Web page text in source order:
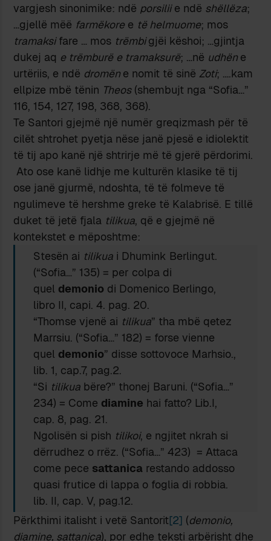
vargjesh sinonimike: ndë porsiliie ndë shëllëza;
…gjellë mëë farmëkore e të helmuome; mos
tramaksifare … mos trëmbigjëi këshoi; …gjintja
dukej aq e trëmburë e tramaksurë; …në udhën e
urtëriis, e ndë dromën e nomit të sinë Zoti; ….kam
ellpize mbë tënin Theos(shembujt nga “Sofia…”
116, 154, 127, 198, 368, 368).
Te Santori gjejmë një numër greqizmash për të
cilët shtrohet pyetja nëse janë pjesë e idiolektit
të tij apo kanë një shtrirje më të gjerë përdorimi.
Ato ose kanë lidhje me kulturën klasike të tij
ose janë gjurmë, ndoshta, të të folmeve të
ngulimeve të hershme greke të Kalabrisë. E tillë
duket të jetë fjala tilikua, që e gjejmë në
kontekstet e mëposhtme:
Stesën ai tilikua i Dhumink Berlingut.
(“Sofia…” 135) = per colpa di
quel demonio di Domenico Berlingo,
libro II, capi. 4. pag. 20.
“Thomse vjenë ai tilikua” tha mbë qetez
Marrsiu. (“Sofia…” 182) = forse vienne
quel demonio” disse sottovoce Marhsio.,
lib. 1, cap.7, pag.2.
“Si tilikua bëre?” thonej Baruni. (“Sofia…”
234) = Come diamine hai fatto? Lib.I,
cap. 8, pag. 21.
Ngolisën si pish tilikoi, e ngjitet nkrah si
dërrudhez o rrëz. (“Sofia…” 423) = Attaca
come pece sattanica restando addosso
quasi frutice di lappa o foglia di robbia.
lib. II, cap. V, pag.12.
Përkthimi italisht i vetë Santorit[2] (demonio,
diamine, sattanica), por edhe teksti arbërisht dhe